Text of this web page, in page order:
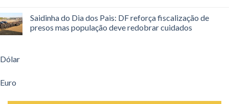
Saidinha do Dia dos Pais: DF reforça fiscalização de
presos mas população deve redobrar cuidados
Dólar
Euro